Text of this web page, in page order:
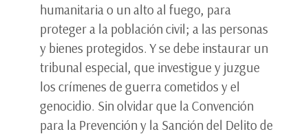
humanitaria o un alto al fuego, para
proteger a la población civil; a las personas
y bienes protegidos. Y se debe instaurar un
tribunal especial, que investigue y juzgue
los crímenes de guerra cometidos y el
genocidio. Sin olvidar que la Convención
para la Prevención y la Sanción del Delito de